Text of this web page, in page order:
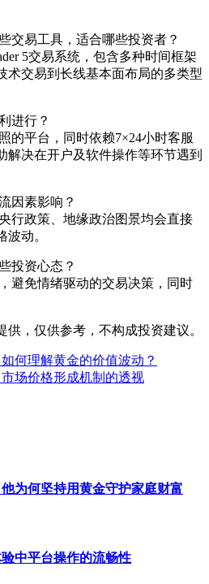
交易工具，适合哪些投资者？
5交易系统，包含多种时间框架
术交易到长线基本面布局的多类型
进行？
的平台，同时依赖7×24小时客服
解决在开户及软件操作等环节遇到
因素影响？
行政策、地缘政治图景均会直接
动。
投资心态？
避免情绪驱动的交易决策，同时
供，仅供参考，不构成投资建议。
何理解黄金的价值波动？
场价格形成机制的透视
为何坚持用黄金守护家庭财富
中平台操作的流畅性